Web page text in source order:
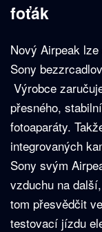
foťák
Nový Airpeak
Sony
Výrobce
přesného,
fotoaparáty.
integrovaných
Sony svým
vzduchu na
tom přesvědčit
testovací jízdu